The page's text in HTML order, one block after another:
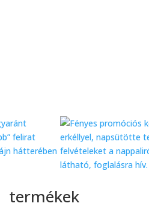
termékek